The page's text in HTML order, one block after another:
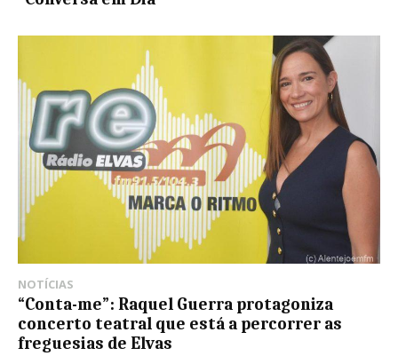
NOTÍCIAS
“Conta-me”: Raquel Guerra protagoniza
concerto teatral que está a percorrer as
freguesias de Elvas